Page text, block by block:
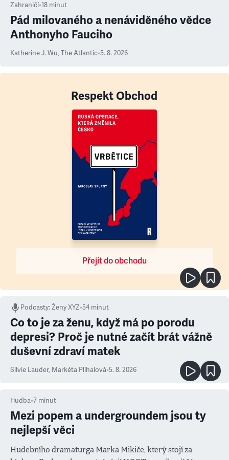
Zahraničí•18 minut
Pád milovaného a nenáviděného vědce
Anthonyho Fauciho
Katherine J. Wu, The Atlantic•5. 8. 2026
Respekt Obchod
Přejít do obchodu
Podcasty:Ženy XYZ•54 minut
Co to je za ženu, když má po porodu
depresi? Proč je nutné začít brát vážně
duševní zdraví matek
Silvie Lauder, Markéta Plíhalová•5. 8. 2026
Hudba•7 minut
Mezi popem a undergroundem jsou ty
nejlepší věci
Hudebního dramaturga Marka Mikiče, který stojí za